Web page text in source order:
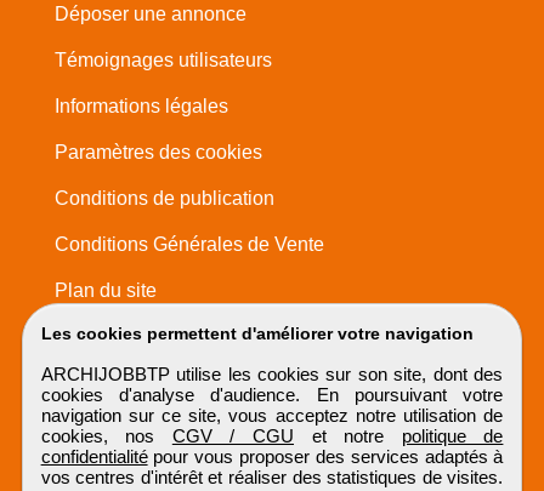
Les cookies permettent d'améliorer votre navigation
ARCHIJOBBTP utilise les cookies sur son site, dont des
cookies d'analyse d'audience. En poursuivant votre
navigation sur ce site, vous acceptez notre utilisation de
cookies, nos CGV / CGU et notre politique de
confidentialitépour vous proposer des services adaptés à
vos centres d'intérêt et réaliser des statistiques de visites.
Déposer une annonce
Témoignages utilisateurs
Informations légales
Paramètres des cookies
Conditions de publication
Conditions Générales de Vente
Plan du site